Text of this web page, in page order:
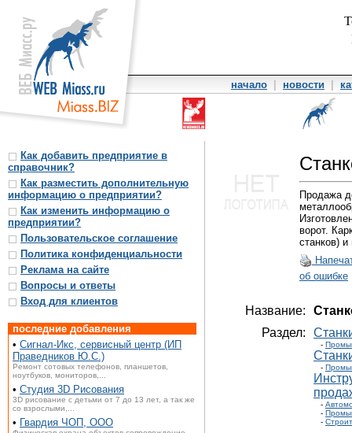
начало новости
Как добавить предприятие в
справочник?
Как разместить дополнительную
информацию о предприятии?
Как изменить информацию о
предприятии?
Пользовательское соглашение
Политика конфиденциальности
Реклама на сайте
Вопросы и ответы
Вход для клиентов
последние добавления
• Сигнал-Икс, сервисный центр (ИП
Праведников Ю.С.)
Ремонт сотовых телефонов, планшетов,
ноутбуков, мониторов,...
• Студия 3D Рисования
3D рисование с детьми от 7 до 13 лет, а так же
со взрослыми,...
• Гвардия ЧОП, ООО
Продажа
ворот.
станков)
об ошибке
Название:
Раздел:
-
-
-
-
-